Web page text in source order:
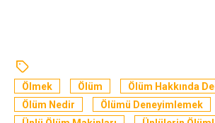
Ölmek Ölüm
Ölüm Hakkında
Ölüm Nedir
Ölümü Deneyimlemek